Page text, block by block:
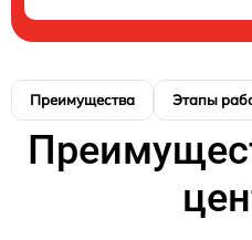
Преимущества Этапы